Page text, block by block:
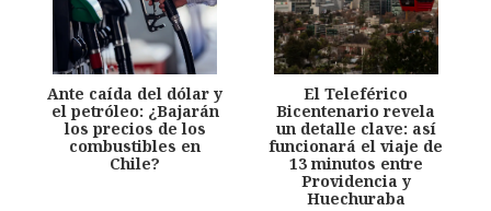
Ante caída del dólar y
el petróleo: ¿Bajarán
los precios de los
combustibles en
Chile?
El Teleférico
Bicentenario revela
un detalle clave: así
funcionará el viaje de
13 minutos entre
Providencia y
Huechuraba